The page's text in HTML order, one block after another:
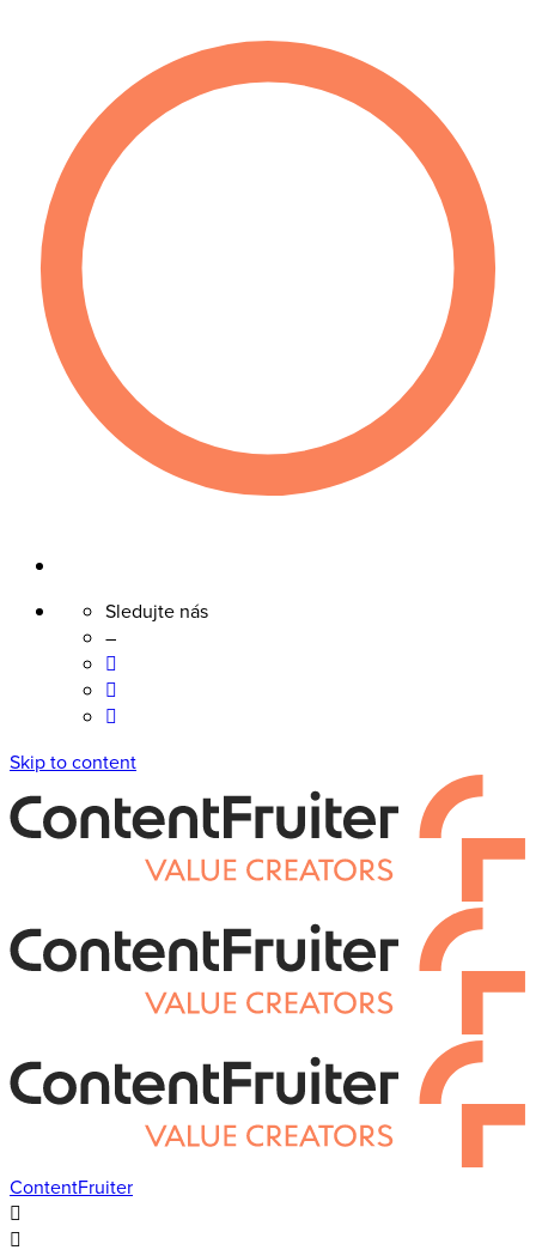
Sledujte nás
–
Skip to content
ContentFruiter